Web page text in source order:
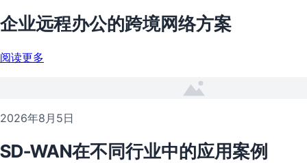
企业远程办公的跨境网络方案
阅读更多
2026年8月5日
SD-WAN在不同行业中的应用案例